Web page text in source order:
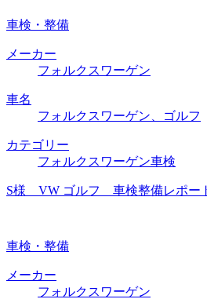
車検・整備
メーカー
フォルクスワーゲン
車名
フォルクスワーゲン、ゴルフ
カテゴリー
フォルクスワーゲン車検
S様 VW ゴルフ 車検整備レポー
車検・整備
メーカー
フォルクスワーゲン